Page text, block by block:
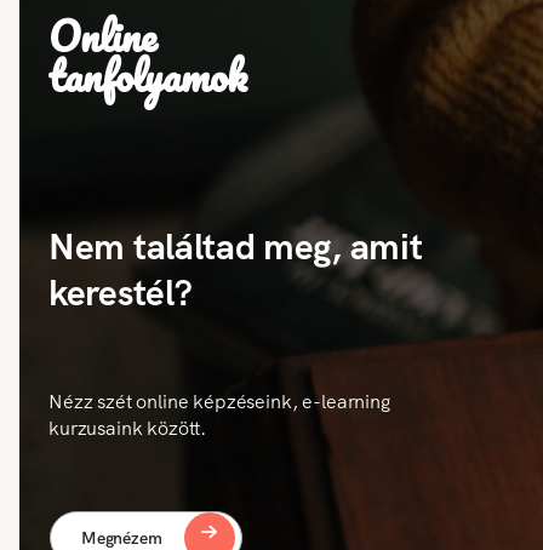
Online
tanfolyamok
Nem találtad meg, amit
kerestél?
Nézz szét online képzéseink, e-learning
kurzusaink között.
Megnézem